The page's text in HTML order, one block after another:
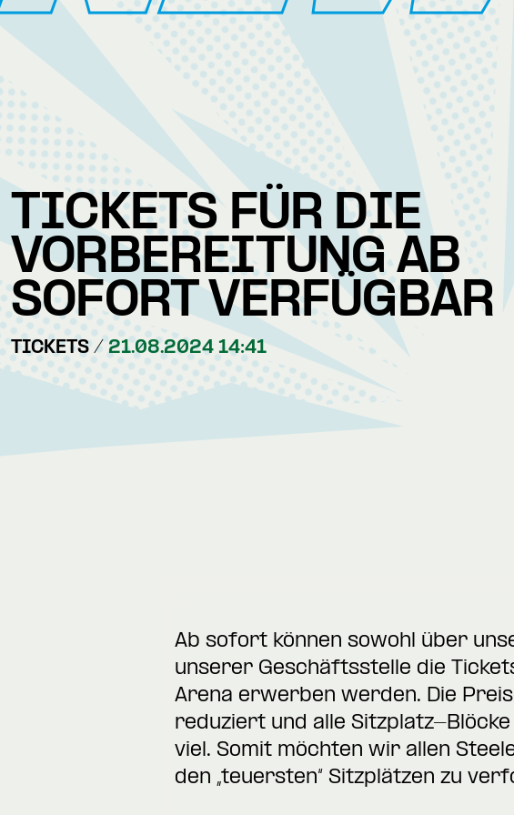
TICKETS FÜR DIE
VORBEREITUNG AB
SOFORT VERFÜGBAR
TICKETS / 21.08.2024 14:41
Ab sofort können sowohl über
unserer Geschäftsstelle die
Arena erwerben werden. Die
reduziert und alle Sitzplatz-
viel. Somit möchten wir allen
den „teuersten“ Sitzplätzen zu